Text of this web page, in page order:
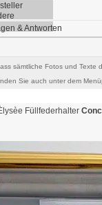
& Antworten
sämtliche Fotos und Texte
Sie auch unter dem
Füllfederhalter